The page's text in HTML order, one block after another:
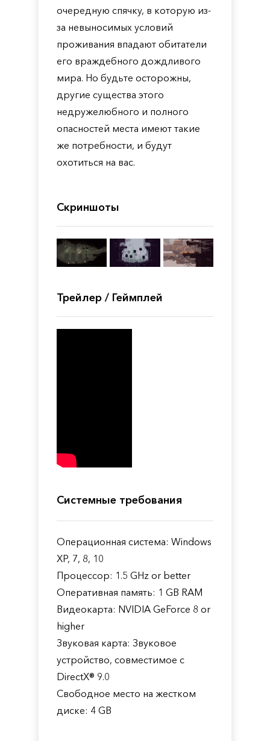
очередную спячку, в которую из-
за невыносимых условий
проживания впадают обитатели
его враждебного дождливого
мира. Но будьте осторожны,
другие существа этого
недружелюбного и полного
опасностей места имеют такие
же потребности, и будут
охотиться на вас.
Скриншоты
Трейлер / Геймплей
Системные требования
Операционная система: Windows
XP, 7, 8, 10
Процессор: 1.5 GHz or better
Оперативная память: 1 GB RAM
Видеокарта: NVIDIA GeForce 8 or
higher
Звуковая карта: Звуковое
устройство, совместимое с
DirectX® 9.0
Свободное место на жестком
диске: 4 GB